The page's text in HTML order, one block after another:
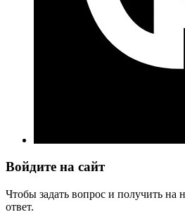
Войдите на сайт
Чтобы задать вопрос и получить на
ответ.